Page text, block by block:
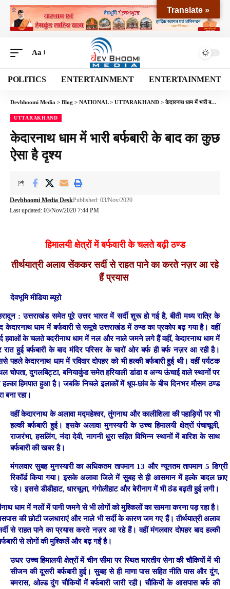
Aa
POLITICS ENTERTAINMENT ENTERTAINMENT
Devbhoomi Media > Blog > NATIONAL> UTTARAKHAND >केदारनाथ धाम में भारी बर्फबारी के बाद का कुछ ऐसा है दृश्य
UTTARAKHAND
केदारनाथ धाम में भारी बर्फबारी के बाद का कुछ
ऐसा है दृश्य
Last updated: 03/Nov/2020 7:44 PM
Devbhoomi Media DeskPublished: 03/Nov/2020
हिमालयी क्षेत्रों में बर्फवारी के चलते बढ़ी ठण्ड
तीर्थयात्री अलाव सेंककर सर्दी से राहत पाने का करते नज़र आ रहे
हैं प्रयास
देवभूमि मीडिया ब्यूरो
: उत्तराखंड समेत पूरे उत्तर भारत में सर्दी शुरू हो गई है, बीती मध्य रात्रि के
केदारनाथ धाम में बर्फवारी से समूचे उत्तराखंड में ठण्ड का प्रकोप बढ़ गया है। वहीं
हवाओं के चलते बदरीनाथ धाम में नल और नाले जमने लगे हैं वहीं, केदारनाथ धाम में
रात हुई बर्फबारी के बाद मंदिर परिसर के चारों ओर बर्फ ही बर्फ नज़र आ रही है।
पहले केदारनाथ धाम में रविवार दोपहर को भी हल्की बर्फबारी हुई थी। वहीं पर्यटक
चोपता, दुगलबिट्टा, बनियाकुंड समेत हरियाली डांडा व अन्य ऊंचाई वाले स्थानों पर
हल्का हिमपात हुआ है। जबकि निचले इलाकों में धूप-छांव के बीच दिनभर मौसम ठण्ड
बना रहा।
वहीं केदारनाथ के अलावा मद्महेश्वर, तुंगनाथ और कालीशिला की पहाड़ियों पर भी
हल्की बर्फबारी हुई। इसके अलावा मुनस्यारी के उच्च हिमालयी क्षेत्रों पंचाचूली,
राजरंभा, हसलिंग, नंदा देवी, नागनी धुरा सहित विभिन्न स्थानों में बारिश के साथ
बर्फबारी की खबर है।
मंगलवार सुबह मुनस्यारी का अधिकतम तापमान 13 और न्यूनतम तापमान 5 डिग्री
रिकॉर्ड किया गया। इसके अलावा जिले में सुबह से ही आसमान में हल्के बादल छाए
रहे। इससे डीडीहाट, धारचूला, गंगोलीहाट और बेरीनाग में भी ठंड बढ़ती हुई लगी।
धाम में नलों में पानी जमने से भी लोगों को मुश्किलों का सामना करना पड़ रहा है।
की छोटी जलधाराएं और नाले भी सर्दी के कारण जम गए हैं। तीर्थयात्री अलाव
से राहत पाने का प्रयास करते नज़र आ रहे हैं। वहीं मंगलवार दोपहर बाद हल्की
से लोगों की मुश्किलें और बढ़ गईं है।
उधर उच्च हिमालयी क्षेत्रों में चीन सीमा पर स्थित भारतीय सेना की चौकियों में भी
सीजन की दूसरी बर्फबारी हुई। सुबह से ही माणा पास सहित नीति पास और दुंग,
बमरास, ओल्ड दुंग चौकियों में बर्फबारी जारी रही। चौकियों के आसपास बर्फ की
Translate »